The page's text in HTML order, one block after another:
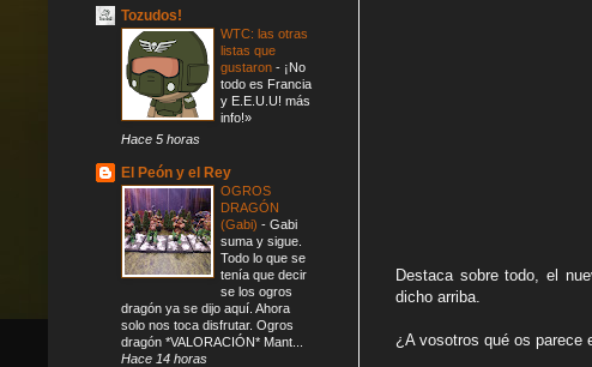
Destaca sobre todo, el
dicho arriba.
¿A vosotros qué os parece
Tozudos!
WTC: las otras
listas que
gustaron - ¡No
todo es Francia
y E.E.U.U! más
info!»
Hace 5 horas
El Peón y el Rey
OGROS
DRAGÓN
(Gabi) - Gabi
suma y sigue.
Todo lo que se
tenía que decir
se los ogros
dragón ya se dijo aquí. Ahora
solo nos toca disfrutar. Ogros
dragón *VALORACIÓN* Mant...
Hace 14 horas